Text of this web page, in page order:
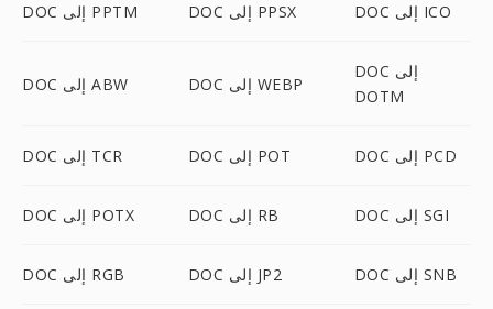
DOC إلى PPTM DOC إلى PPSX DOC إلى ICO
DOC إلى ABW DOC إلى WEBP
DOC إلى
DOTM
DOC إلى TCR DOC إلى POT DOC إلى PCD
DOC إلى POTX DOC إلى RB DOC إلى SGI
DOC إلى RGB DOC إلى JP2 DOC إلى SNB